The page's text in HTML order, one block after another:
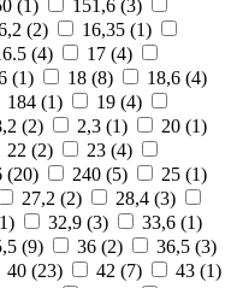
(1 ) 151,6 (3)
(2) 16,35 (1)
(4) 17 (4)
(1) 18 (8) 18,6 (4)
184 (1) 19 (4)
(2) 2,3 (1) 20 (1)
22 (2) 23 (4)
(20) 240 (5) 25 (1)
27,2 (2) 28,4 (3)
1) 32,9 (3) 33,6 (1)
(9) 36 (2) 36,5 (3)
40 (23) 42 (7) 43 (1)